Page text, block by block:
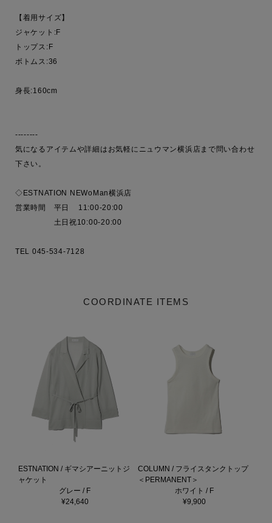
【着用サイズ】
ジャケット:F
トップス:F
ボトムス:36
身長:160cm
--------
気になるアイテムや詳細はお気軽にニュウマン横浜店まで問い合わせ
下さい。
◇ESTNATION NEWoMan横浜店
営業時間　平日    11:00-20:00
土日祝10:00-20:00
COORDINATE ITEMS
ESTNATION / ギマシアーニットジ
ャケット
グレー / F
¥24,640
COLUMN / フライスタンクトップ
＜PERMANENT＞
ホワイト / F
¥9,900